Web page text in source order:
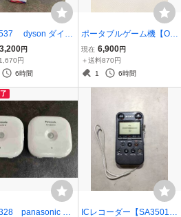
dyson ダイソ
機 コードレスクリ
SV33 20260725
円
円
6時間
ポータブルゲーム機【OK
11624】ANBERNIC RG3
51M アンバーニック 本体
互換機 携帯ゲーム レトロ
現在 6,900円
＋送料870円
1
6時間
panasonic パ
ICレコーダー【SA3501】